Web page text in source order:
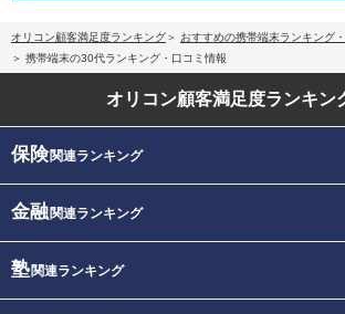
オリコン顧客満足度ランキング
おすすめの携帯端末ランキング
携帯端末の30代ランキング・口コミ情報
オリコン顧客満足度ランキン
保険関連ランキング
金融関連ランキング
塾関連ランキング